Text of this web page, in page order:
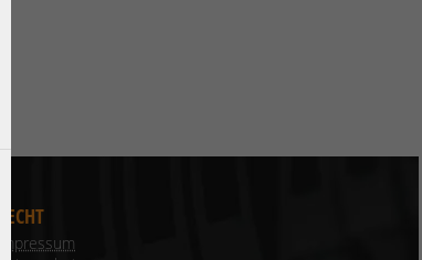
RECHT
Impressum